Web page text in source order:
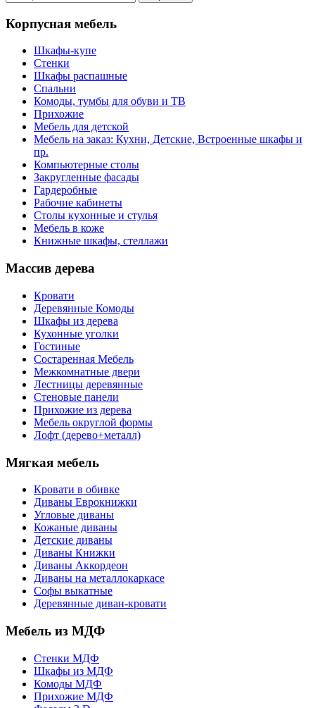
Корпусная мебель
Шкафы-купе
Стенки
Шкафы распашные
Спальни
Комоды, тумбы для обуви и ТВ
Прихожие
Мебель для детской
Мебель на заказ: Кухни, Детские, Встроенные шкафы и
пр.
Компьютерные столы
Закругленные фасады
Гардеробные
Рабочие кабинеты
Столы кухонные и стулья
Мебель в коже
Книжные шкафы, стеллажи
Массив дерева
Кровати
Деревянные Комоды
Шкафы из дерева
Кухонные уголки
Гостиные
Состаренная Мебель
Межкомнатные двери
Лестницы деревянные
Стеновые панели
Прихожие из дерева
Мебель округлой формы
Лофт (дерево+металл)
Мягкая мебель
Кровати в обивке
Диваны Еврокнижки
Угловые диваны
Кожаные диваны
Детские диваны
Диваны Книжки
Диваны Аккордеон
Диваны на металлокаркасе
Софы выкатные
Деревянные диван-кровати
Мебель из МДФ
Стенки МДФ
Шкафы из МДФ
Комоды МДФ
Прихожие МДФ